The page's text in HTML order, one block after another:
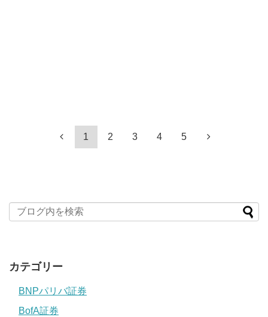
1 2 3 4 5
カテゴリー
BNPパリバ証券
BofA証券